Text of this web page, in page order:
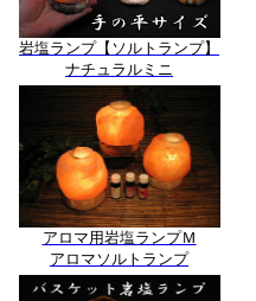
岩塩ランプ【ソルトランプ】
ナチュラルミニ
アロマ用岩塩ランプＭ
アロマソルトランプ